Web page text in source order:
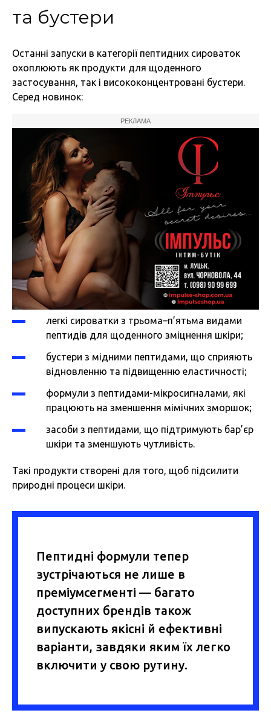
та бустери
Останні запуски в категорії пептидних сироваток
охоплюють як продукти для щоденного
застосування, так і висококонцентровані бустери.
Серед новинок:
РЕКЛАМА
легкі сироватки з трьома–п’ятьма видами
пептидів для щоденного зміцнення шкіри;
бустери з мідними пептидами, що сприяють
відновленню та підвищенню еластичності;
формули з пептидами-мікросигналами, які
працюють на зменшення мімічних зморшок;
засоби з пептидами, що підтримують бар’єр
шкіри та зменшують чутливість.
Такі продукти створені для того, щоб підсилити
природні процеси шкіри.
Пептидні формули тепер
зустрічаються не лише в
преміумсегменті — багато
доступних брендів також
випускають якісні й ефективні
варіанти, завдяки яким їх легко
включити у свою рутину.